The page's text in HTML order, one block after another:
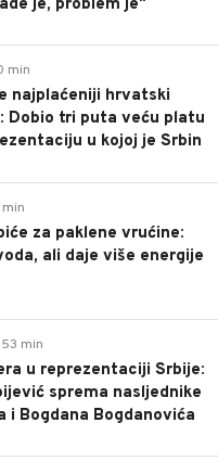
je, problem je"
min
najplaćeniji hrvatski
Dobio tri puta veću platu
u kojoj je Srbin
min
za paklene vrućine:
ali daje više energije
53 min
u reprezentaciji Srbije:
sprema nasljednike
i Bogdana Bogdanovića